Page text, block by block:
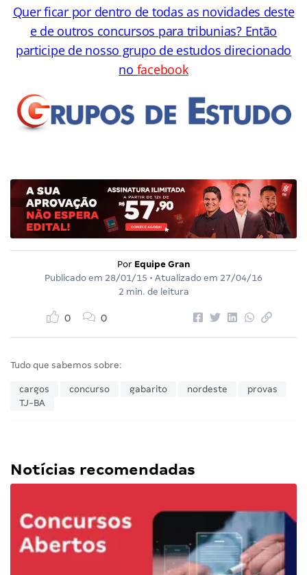
Quer ficar por dentro de todas as novidades deste
e de outros concursos para tribunias? Então
participe de nosso grupo de estudos direcionado
no facebook
Por Equipe Gran
Publicado em 28/01/15 • Atualizado em 27/04/16
2 min. de leitura
0 0
Tudo que sabemos sobre:
cargos concurso gabarito nordeste
provas
TJ-BA
Notícias recomendadas